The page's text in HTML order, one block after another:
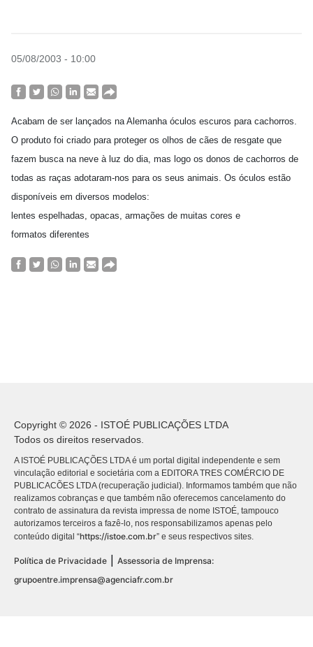
05/08/2003 - 10:00
Acabam de ser lançados na Alemanha óculos escuros para cachorros.
O produto foi criado para proteger os olhos de cães de resgate que
fazem busca na neve à luz do dia, mas logo os donos de cachorros de
todas as raças adotaram-nos para os seus animais. Os óculos estão
disponíveis em diversos modelos:
lentes espelhadas, opacas, armações de muitas cores e
formatos diferentes
Copyright © 2026 - ISTOÉ PUBLICAÇÕES LTDA
Todos os direitos reservados.
A ISTOÉ PUBLICAÇÕES LTDA é um portal digital independente e sem
vinculação editorial e societária com a EDITORA TRES COMÉRCIO DE
PUBLICACÕES LTDA (recuperação judicial). Informamos também que não
realizamos cobranças e que também não oferecemos cancelamento do
contrato de assinatura da revista impressa de nome ISTOÉ, tampouco
autorizamos terceiros a fazê-lo, nos responsabilizamos apenas pelo
conteúdo digital “https://istoe.com.br” e seus respectivos sites.
Política de Privacidade
Assessoria de Imprensa:
grupoentre.imprensa@agenciafr.com.br